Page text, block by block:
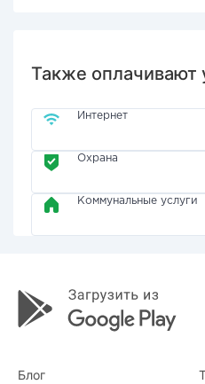
Также оплачивают
Интернет
Охрана
Коммунальные услуги
Блог